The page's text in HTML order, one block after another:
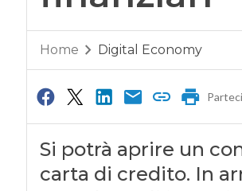
Home Digital Economy
Si potrà aprire un
carta di credito. In